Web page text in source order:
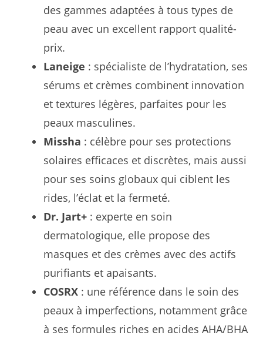
des gammes adaptées à tous types de
peau avec un excellent rapport qualité-
prix.
Laneige : spécialiste de l’hydratation, ses
sérums et crèmes combinent innovation
et textures légères, parfaites pour les
peaux masculines.
Missha : célèbre pour ses protections
solaires efficaces et discrètes, mais aussi
pour ses soins globaux qui ciblent les
rides, l’éclat et la fermeté.
Dr. Jart+ : experte en soin
dermatologique, elle propose des
masques et des crèmes avec des actifs
purifiants et apaisants.
COSRX : une référence dans le soin des
peaux à imperfections, notamment grâce
à ses formules riches en acides AHA/BHA